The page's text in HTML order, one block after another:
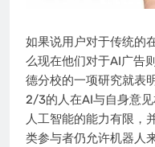
如果说用户对于传统的
么现在他们对于AI广告
德分校的一项研究就表
2/3的人在AI与自身意
人工智能的能力有限，
类参与者仍允许机器人